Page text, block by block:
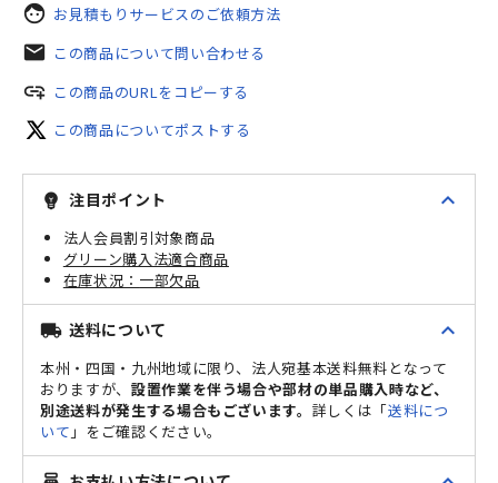
face お見積もりサービスのご依頼方法
mail この商品について問い合わせる
add_link この商品のURLをコピーする
この商品についてポストする
emoji_objects 注目ポイント expand_less
法人会員割引対象商品
グリーン購入法適合商品
一部欠品
local_shipping 送料について expand_less
本州・四国・九州地域に限り、法人宛基本送料無料となって
おりますが、 設置作業を伴う場合や部材の単品購入時など、
別途送料が発生する場合もございます。 詳しくは「送料につ
いて 」をご確認ください。